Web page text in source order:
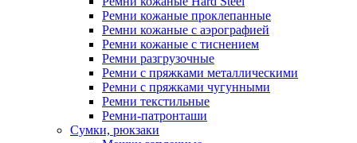
Ремни кожаные проклепанные
Ремни кожаные с аэрографией
Ремни кожаные с тиснением
Ремни разгрузочные
Ремни с пряжками металлическими
Ремни с пряжками чугунными
Ремни текстильные
Ремни-патронташи
Сумки, рюкзаки